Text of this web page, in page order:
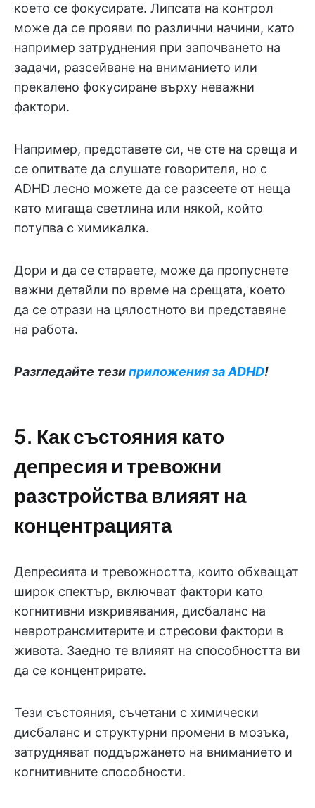
което се фокусирате. Липсата на контрол
може да се прояви по различни начини, като
например затруднения при започването на
задачи, разсейване на вниманието или
прекалено фокусиране върху неважни
фактори.
Например, представете си, че сте на среща и
се опитвате да слушате говорителя, но с
ADHD лесно можете да се разсеете от неща
като мигаща светлина или някой, който
потупва с химикалка.
Дори и да се стараете, може да пропуснете
важни детайли по време на срещата, което
да се отрази на цялостното ви представяне
на работа.
Разгледайте тезиприложения за ADHD!
5. Как състояния като
депресия и тревожни
разстройства влияят на
концентрацията
Депресията и тревожността, които обхващат
широк спектър, включват фактори като
когнитивни изкривявания, дисбаланс на
невротрансмитерите и стресови фактори в
живота. Заедно те влияят на способността ви
да се концентрирате.
Тези състояния, съчетани с химически
дисбаланс и структурни промени в мозъка,
затрудняват поддържането на вниманието и
когнитивните способности.